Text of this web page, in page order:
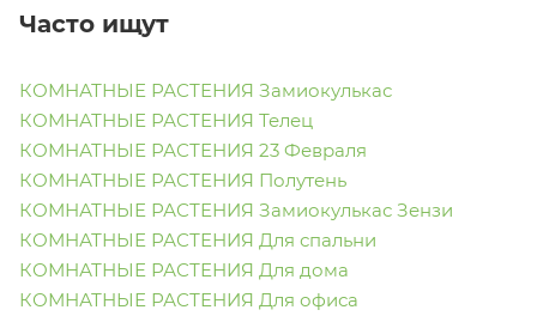
Часто ищут
КОМНАТНЫЕ РАСТЕНИЯ Замиокулькас
КОМНАТНЫЕ РАСТЕНИЯ Телец
КОМНАТНЫЕ РАСТЕНИЯ 23 Февраля
КОМНАТНЫЕ РАСТЕНИЯ Полутень
КОМНАТНЫЕ РАСТЕНИЯ Замиокулькас Зензи
КОМНАТНЫЕ РАСТЕНИЯ Для спальни
КОМНАТНЫЕ РАСТЕНИЯ Для дома
КОМНАТНЫЕ РАСТЕНИЯ Для офиса